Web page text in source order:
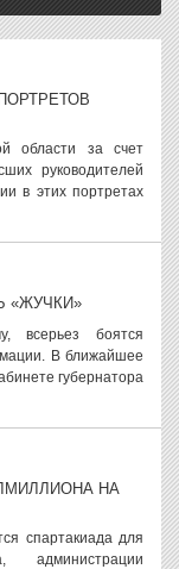
области за счет
руководителей
в этих портретах
«ЖУЧКИ»
всерьез боятся
В ближайшее
губернатора
НА
спартакиада для
администрации